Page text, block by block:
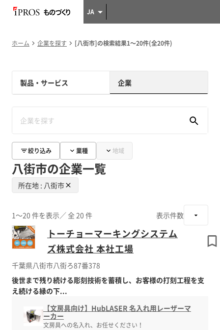
JA
ホーム 企業を探す [八街市]の検索結果1～20件(全20件)
製品・サービス 企業
八街市の企業一覧
所在地 : 八街市
1～20 件を表示／ 全 20 件 表示件数
トーチョーマーキングシステム
ズ株式会社 本社工場
千葉県八街市八街ろ87番378
後世まで残り続ける彫刻技術を蓄積し、お客様の打刻工程を支
え続ける縁の下...
【文房具向け】HubLASER 名入れ用レーザーマ
ーカー
文房具への名入れ、お任せください！
絞り込み 業種 地域